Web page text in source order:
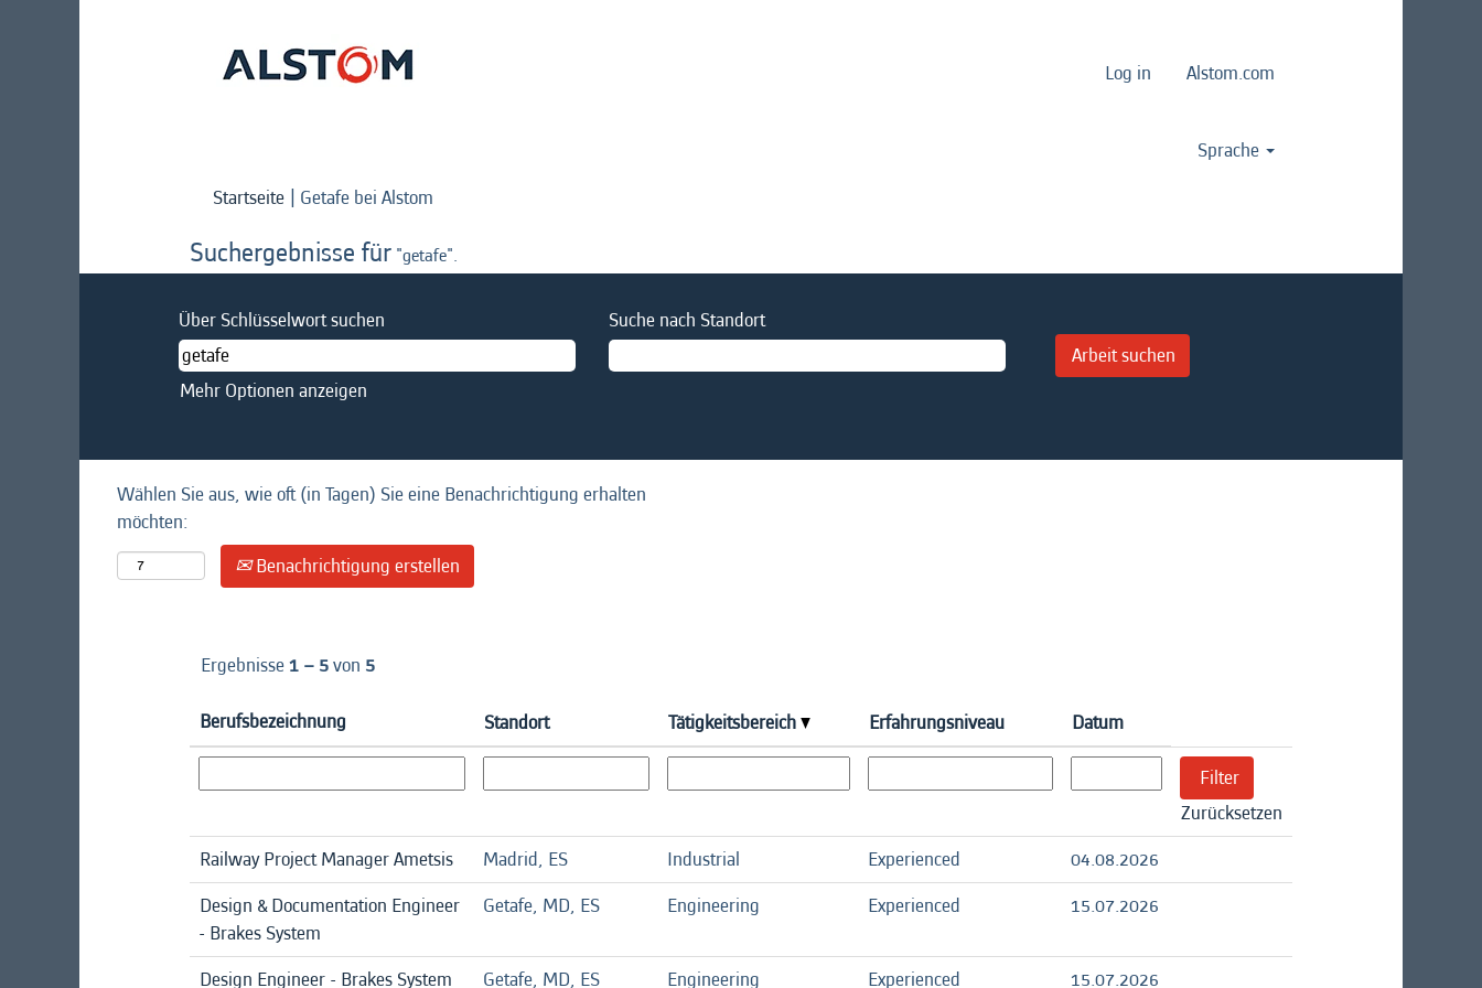
Log in Alstom.com
Sprache
Startseite | Getafe bei Alstom
Suchergebnisse für "getafe".
Über Schlüsselwort suchen Suche nach Standort
Mehr Optionen anzeigen
Wählen Sie aus, wie oft (in Tagen) Sie eine Benachrichtigung erhalten
möchten:
Benachrichtigung erstellen
Ergebnisse1 – 5von 5
Berufsbezeichnung Standort Tätigkeitsbereich Erfahrungsniveau Datum
Zurücksetzen
Railway Project Manager Ametsis
Madrid, ES Industrial Experienced
04.08.2026
Design & Documentation Engineer
- Brakes System
Getafe, MD, ES Engineering Experienced 15.07.2026
Design Engineer - Brakes System Getafe, MD, ES Engineering Experienced 15.07.2026